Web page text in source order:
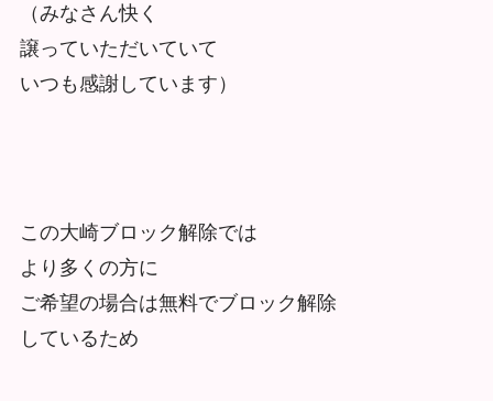
（みなさん快く
譲っていただいていて
いつも感謝しています）
この大崎ブロック解除では
より多くの方に
ご希望の場合は無料でブロック解除
しているため